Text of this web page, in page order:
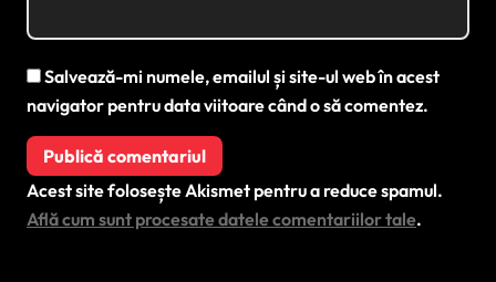
Salvează-mi numele, emailul și site-ul web în acest
navigator pentru data viitoare când o să comentez.
Acest site folosește Akismet pentru a reduce spamul.
Află cum sunt procesate datele comentariilor tale.